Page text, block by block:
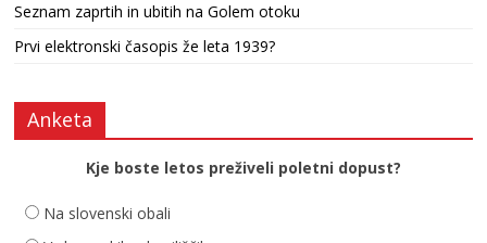
Seznam zaprtih in ubitih na Golem otoku
Prvi elektronski časopis že leta 1939?
Anketa
Kje boste letos preživeli poletni dopust?
Na slovenski obali